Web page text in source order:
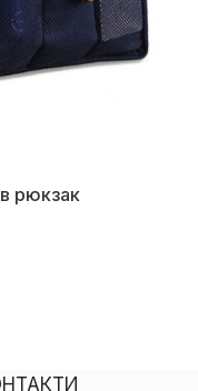
рюкзак